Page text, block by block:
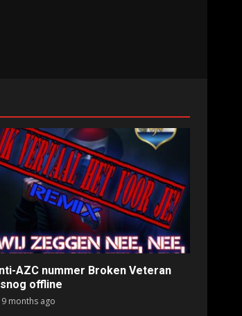
AZC nummer Broken Veteran
offline
months ago